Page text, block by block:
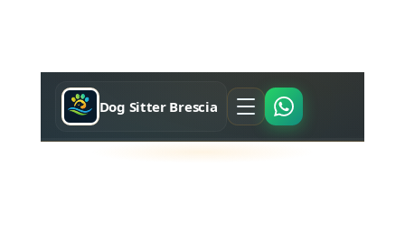
Dog Sitter Brescia